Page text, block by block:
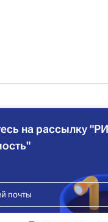
на рассылку